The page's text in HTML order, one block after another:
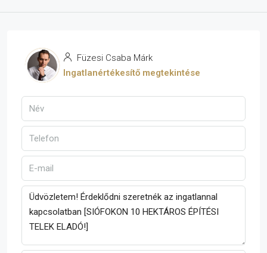
Füzesi Csaba Márk
Ingatlanértékesítő megtekintése